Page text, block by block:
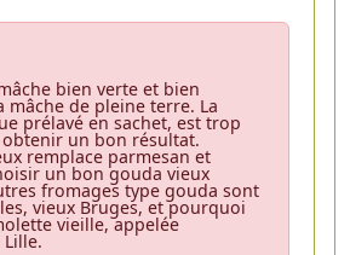
bien verte et bien
mâche de pleine terre. La
prélavé en sachet, est trop
un bon résultat.
remplace parmesan et
un bon gouda vieux
fromages type gouda sont
vieux Bruges, et pourquoi
vieille, appelée